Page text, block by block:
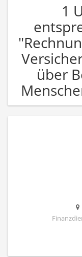
1
über